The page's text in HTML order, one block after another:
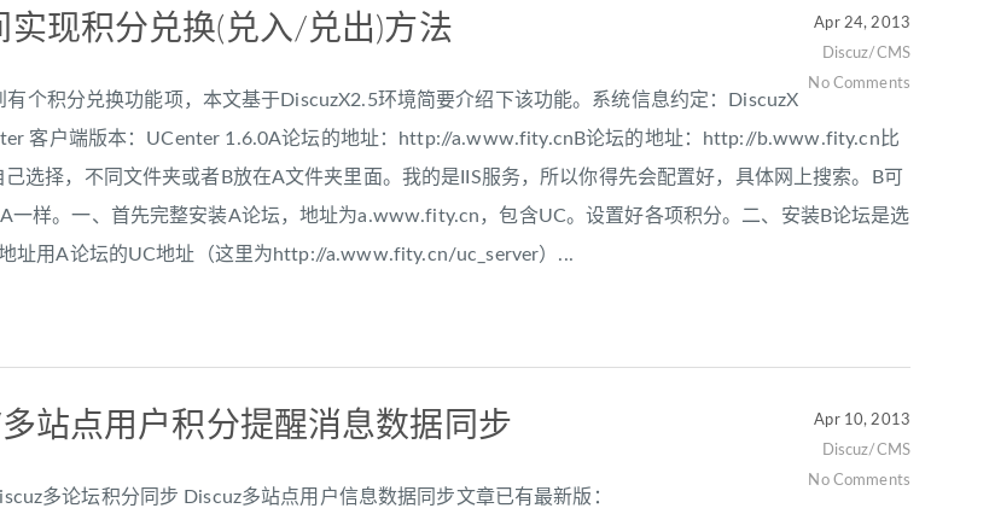
Apr 24, 2013
Discuz/CMS
No Comments
实现积分兑换(兑入/兑出)方法
个积分兑换功能项，本文基于DiscuzX2.5环境简要介绍下该功能。系统信息约定：DiscuzX
客户端版本：UCenter 1.6.0A论坛的地址：http://a.www.fity.cnB论坛的地址：http://b.www.fity.cn比
选择，不同文件夹或者B放在A文件夹里面。我的是IIS服务，所以你得先会配置好，具体网上搜索。B可
一样。一、首先完整安装A论坛，地址为a.www.fity.cn，包含UC。设置好各项积分。二、安装B论坛是选
址用A论坛的UC地址（这里为http://a.www.fity.cn/uc_server）...
Apr 10, 2013
Discuz/CMS
No Comments
站点用户积分提醒消息数据同步
多论坛积分同步 Discuz多站点用户信息数据同步文章已有最新版：